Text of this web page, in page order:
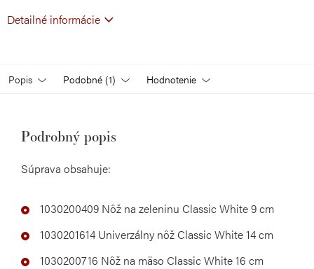
Detailné informácie
Popis Podobné (1) Hodnotenie
Podrobný popis
Súprava obsahuje:
1030200409 Nôž na zeleninu Classic White 9 cm
1030201614 Univerzálny nôž Classic White 14 cm
1030200716 Nôž na mäso Classic White 16 cm